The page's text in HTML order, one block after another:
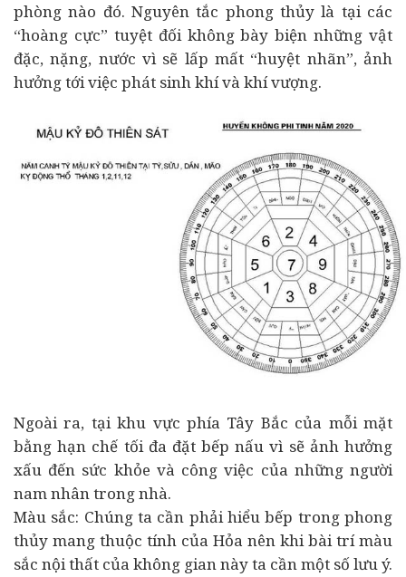
phòng nào đó. Nguyên tắc phong thủy là tại các
“hoàng cực” tuyệt đối không bày biện những vật
đặc, nặng, nước vì sẽ lấp mất “huyệt nhãn”, ảnh
hưởng tới việc phát sinh khí và khí vượng.
Ngoài ra, tại khu vực phía Tây Bắc của mỗi mặt
bằng hạn chế tối đa đặt bếp nấu vì sẽ ảnh hưởng
xấu đến sức khỏe và công việc của những người
nam nhân trong nhà.
Màu sắc: Chúng ta cần phải hiểu bếp trong phong
thủy mang thuộc tính của Hỏa nên khi bài trí màu
sắc nội thất của không gian này ta cần một số lưu ý.